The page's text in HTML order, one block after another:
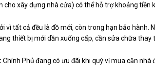
cho xây dựng nhà cửa) có thể hỗ trợ khoảng
vì tất cả đều là đồ mới, còn trong hạn bảo hành.
thiết bị mới dần xuống cấp, cần sửa chữa thay
Chính Phủ đang có ưu đãi khi quý vị mua căn